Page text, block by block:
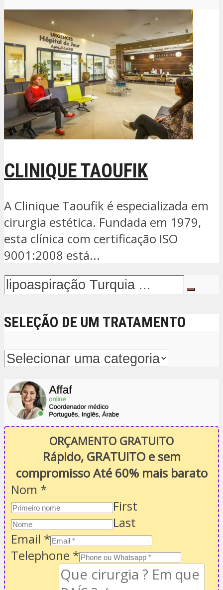
CLINIQUE TAOUFIK
A Clinique Taoufik é especializada em
cirurgia estética. Fundada em 1979,
esta clínica com certificação ISO
9001:2008 está...
SELEÇÃO DE UM TRATAMENTO
ORÇAMENTO GRATUITO
Rápido, GRATUITO e sem
compromisso Até 60% mais barato
Nom *
First
Last
Email *
Telephone *